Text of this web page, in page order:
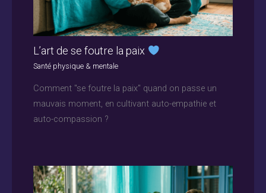
L’art de se foutre la paix
Santé physique & mentale
Comment "se foutre la paix" quand on passe un
mauvais moment, en cultivant auto-empathie et
auto-compassion ?